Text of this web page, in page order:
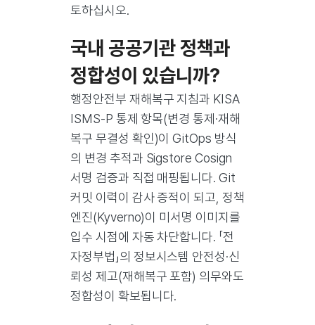
토하십시오.
국내 공공기관 정책과
정합성이 있습니까?
행정안전부 재해복구 지침과 KISA
ISMS-P 통제 항목(변경 통제·재해
복구 무결성 확인)이 GitOps 방식
의 변경 추적과 Sigstore Cosign
서명 검증과 직접 매핑됩니다. Git
커밋 이력이 감사 증적이 되고, 정책
엔진(Kyverno)이 미서명 이미지를
입수 시점에 자동 차단합니다. 「전
자정부법」의 정보시스템 안전성·신
뢰성 제고(재해복구 포함) 의무와도
정합성이 확보됩니다.